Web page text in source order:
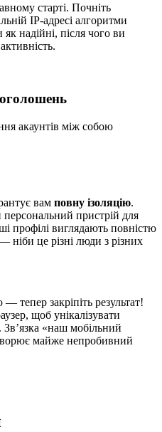
старті. Почніть
IP-адресі алгоритми
надійні, після чого ви
акаунтів між собою
вам повну ізоляцію.
пристрій для
профілі виглядають повністю
це різні люди з різних
тепер закріпіть результат!
щоб унікалізувати
«наш мобільний
майже непробивний